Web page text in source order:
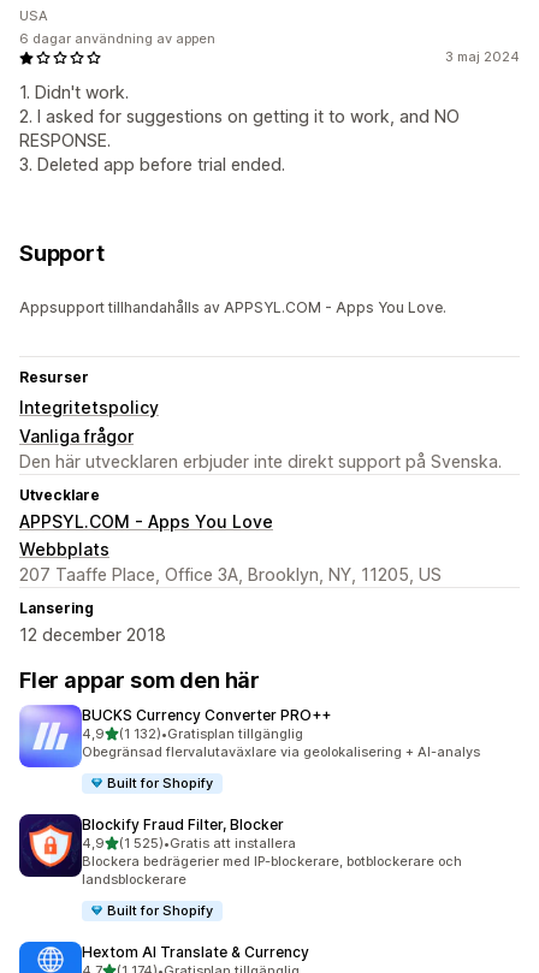
3 maj 2024
1. Didn't work.
2. I asked for suggestions on getting it to work, and NO
RESPONSE.
3. Deleted app before trial ended.
USA
6 dagar användning av appen
Support
Appsupport tillhandahålls av APPSYL.COM - Apps You Love.
Resurser
Integritetspolicy
Vanliga frågor
Den här utvecklaren erbjuder inte direkt support på Svenska.
Utvecklare
APPSYL.COM - Apps You Love
Webbplats
207 Taaffe Place, Office 3A, Brooklyn, NY, 11205, US
Lansering
12 december 2018
Fler appar som den här
BUCKS Currency Converter PRO++
4,9av 5 stjärnor
(1 132)
1132 recensioner totalt
•Gratisplan tillgänglig
Obegränsad flervalutaväxlare via geolokalisering + AI-analys
Built for Shopify
Blockify Fraud Filter, Blocker
4,9av 5 stjärnor
(1 525)
1525 recensioner totalt
•Gratis att installera
Blockera bedrägerier med IP-blockerare, botblockerare och
landsblockerare
Built for Shopify
Hextom AI Translate & Currency